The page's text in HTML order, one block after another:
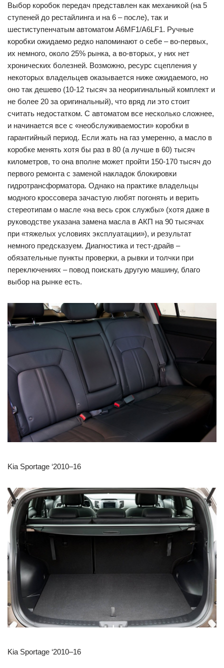
Выбор коробок передач представлен как механикой (на 5
ступеней до рестайлинга и на 6 – после), так и
шестиступенчатым автоматом A6MF1/A6LF1. Ручные
коробки ожидаемо редко напоминают о себе – во-первых,
их немного, около 25% рынка, а во-вторых, у них нет
хронических болезней. Возможно, ресурс сцепления у
некоторых владельцев оказывается ниже ожидаемого, но
оно так дешево (10-12 тысяч за неоригинальный комплект и
не более 20 за оригинальный), что вряд ли это стоит
считать недостатком. С автоматом все несколько сложнее,
и начинается все с «необслуживаемости» коробки в
гарантийный период. Если жать на газ умеренно, а масло в
коробке менять хотя бы раз в 80 (а лучше в 60) тысяч
километров, то она вполне может пройти 150-170 тысяч до
первого ремонта с заменой накладок блокировки
гидротрансформатора. Однако на практике владельцы
модного кроссовера зачастую любят погонять и верить
стереотипам о масле «на весь срок службы» (хотя даже в
руководстве указана замена масла в АКП на 90 тысячах
при «тяжелых условиях эксплуатации»), и результат
немного предсказуем. Диагностика и тест-драйв –
обязательные пункты проверки, а рывки и толчки при
переключениях – повод поискать другую машину, благо
выбор на рынке есть.
Kia Sportage ‘2010–16
Kia Sportage ‘2010–16